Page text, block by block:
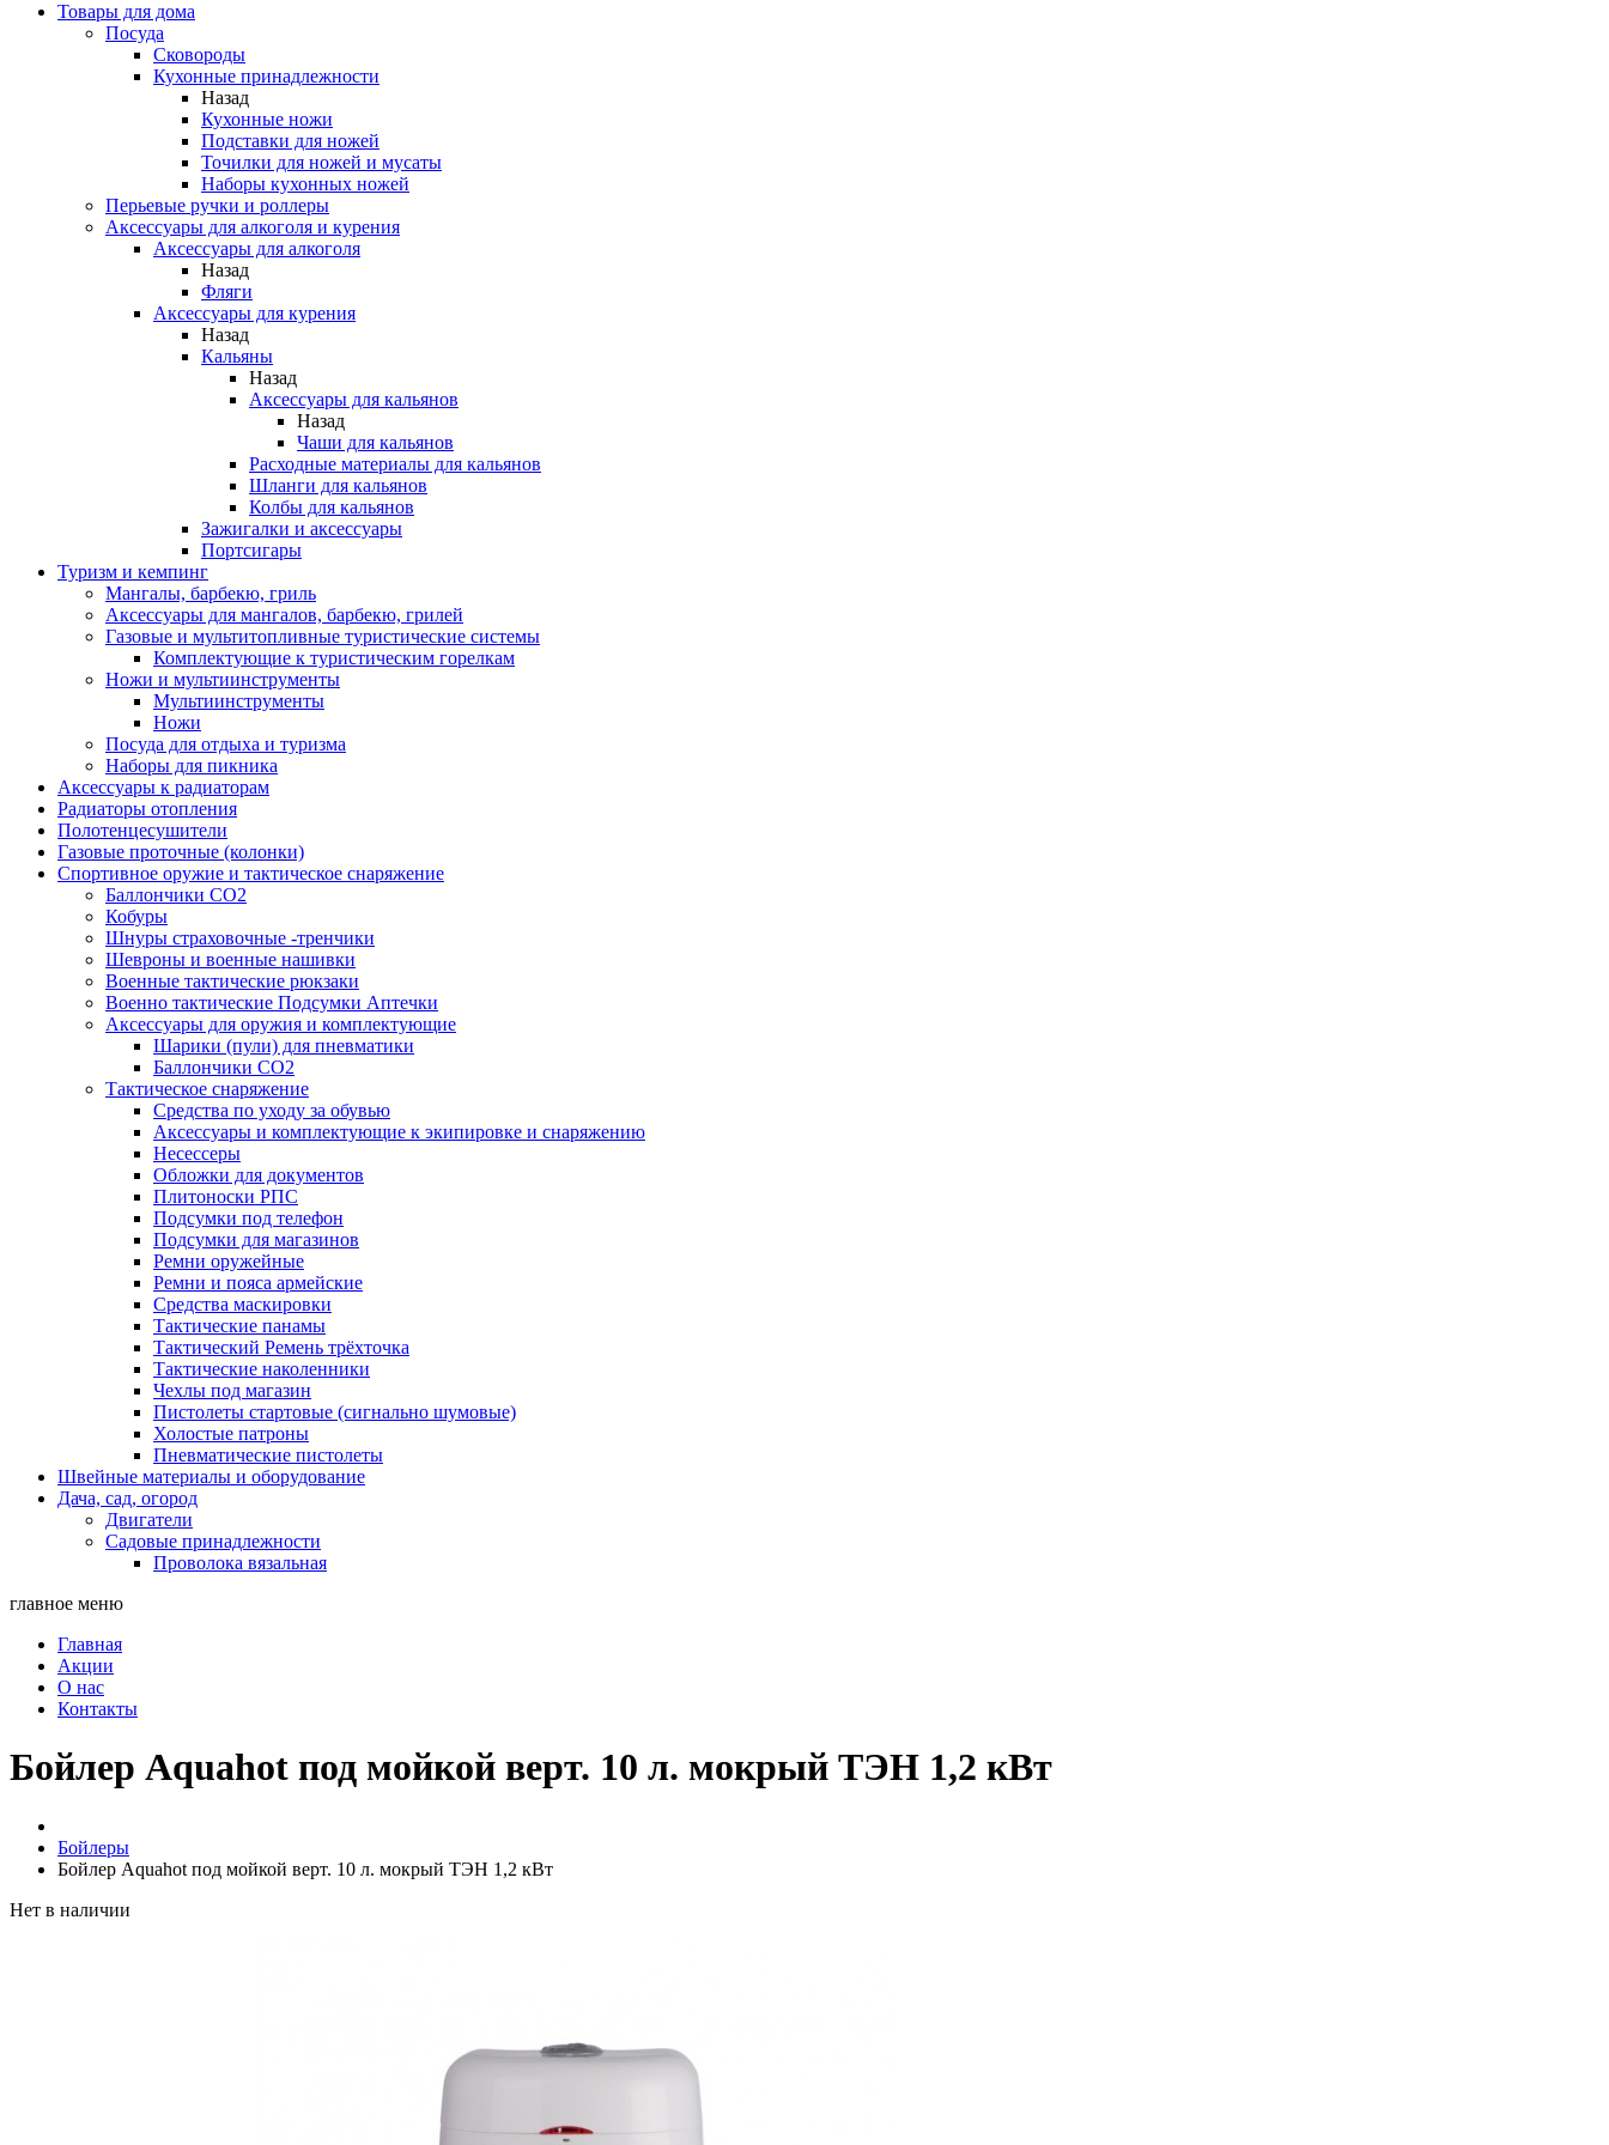
Товары для дома
Посуда
Сковороды
Кухонные принадлежности
Назад
Кухонные ножи
Подставки для ножей
Точилки для ножей и мусаты
Наборы кухонных ножей
Перьевые ручки и роллеры
Аксессуары для алкоголя и курения
Аксессуары для алкоголя
Назад
Фляги
Аксессуары для курения
Назад
Кальяны
Назад
Аксессуары для кальянов
Назад
Чаши для кальянов
Расходные материалы для кальянов
Шланги для кальянов
Колбы для кальянов
Зажигалки и аксессуары
Портсигары
Туризм и кемпинг
Мангалы, барбекю, гриль
Аксессуары для мангалов, барбекю, грилей
Газовые и мультитопливные туристические системы
Комплектующие к туристическим горелкам
Ножи и мультиинструменты
Мультиинструменты
Ножи
Посуда для отдыха и туризма
Наборы для пикника
Аксессуары к радиаторам
Радиаторы отопления
Полотенцесушители
Газовые проточные (колонки)
Спортивное оружие и тактическое снаряжение
Баллончики CO2
Кобуры
Шнуры страховочные -тренчики
Шевроны и военные нашивки
Военные тактические рюкзаки
Военно тактические Подсумки Аптечки
Аксессуары для оружия и комплектующие
Шарики (пули) для пневматики
Баллончики CO2
Тактическое снаряжение
Средства по уходу за обувью
Аксессуары и комплектующие к экипировке и снаряжению
Несессеры
Обложки для документов
Плитоноски РПС
Подсумки под телефон
Подсумки для магазинов
Ремни оружейные
Ремни и пояса армейские
Средства маскировки
Тактические панамы
Тактический Ремень трёхточка
Тактические наколенники
Чехлы под магазин
Пистолеты стартовые (сигнально шумовые)
Холостые патроны
Пневматические пистолеты
Швейные материалы и оборудование
Дача, сад, огород
Двигатели
Садовые принадлежности
Проволока вязальная
главное меню
Главная
Акции
О нас
Контакты
Бойлер Aquahot под мойкой верт. 10 л. мокрый ТЭН 1,2 кВт
Бойлеры
Бойлер Aquahot под мойкой верт. 10 л. мокрый ТЭН 1,2 кВт
Нет в наличии